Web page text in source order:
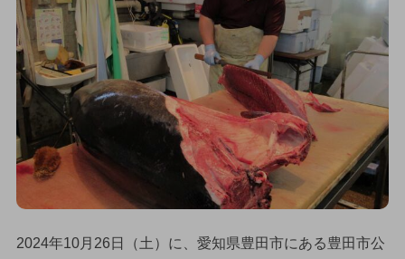
2024年10月26日（土）に、愛知県豊田市にある豊田市公